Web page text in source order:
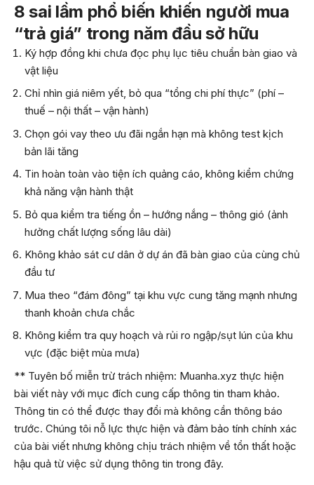
8 sai lầm phổ biến khiến người mua
“trả giá” trong năm đầu sở hữu
Ký hợp đồng khi chưa đọc phụ lục tiêu chuẩn bàn giao và
vật liệu
Chỉ nhìn giá niêm yết, bỏ qua “tổng chi phí thực” (phí –
thuế – nội thất – vận hành)
Chọn gói vay theo ưu đãi ngắn hạn mà không test kịch
bản lãi tăng
Tin hoàn toàn vào tiện ích quảng cáo, không kiểm chứng
khả năng vận hành thật
Bỏ qua kiểm tra tiếng ồn – hướng nắng – thông gió (ảnh
hưởng chất lượng sống lâu dài)
Không khảo sát cư dân ở dự án đã bàn giao của cùng chủ
đầu tư
Mua theo “đám đông” tại khu vực cung tăng mạnh nhưng
thanh khoản chưa chắc
Không kiểm tra quy hoạch và rủi ro ngập/sụt lún của khu
vực (đặc biệt mùa mưa)
** Tuyên bố miễn trừ trách nhiệm: Muanha.xyz thực hiện
bài viết này với mục đích cung cấp thông tin tham khảo.
Thông tin có thể được thay đổi mà không cần thông báo
trước. Chúng tôi nỗ lực thực hiện và đảm bảo tính chính xác
của bài viết nhưng không chịu trách nhiệm về tổn thất hoặc
hậu quả từ việc sử dụng thông tin trong đây.